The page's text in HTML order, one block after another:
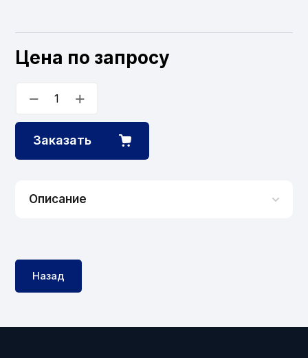
Цена по запросу
− +
Заказать
Описание
Назад